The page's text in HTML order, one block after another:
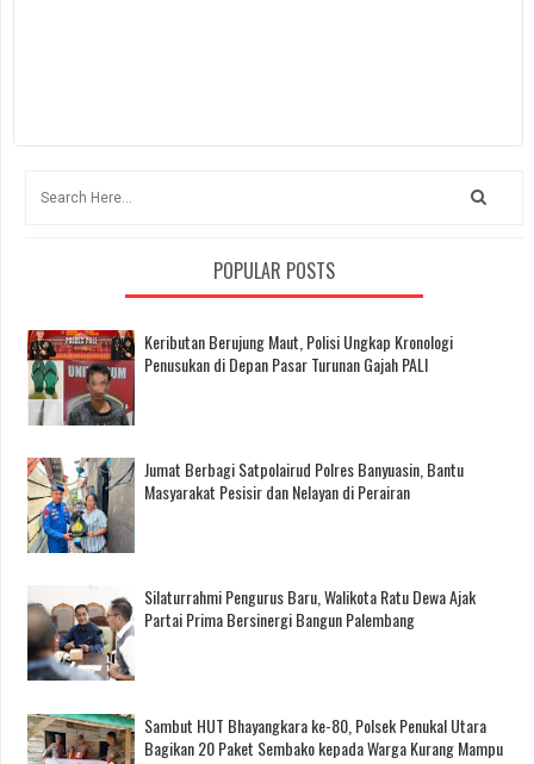
POPULAR POSTS
Keributan Berujung Maut, Polisi Ungkap Kronologi
Penusukan di Depan Pasar Turunan Gajah PALI
Jumat Berbagi Satpolairud Polres Banyuasin, Bantu
Masyarakat Pesisir dan Nelayan di Perairan
Silaturrahmi Pengurus Baru, Walikota Ratu Dewa Ajak
Partai Prima Bersinergi Bangun Palembang
Sambut HUT Bhayangkara ke-80, Polsek Penukal Utara
Bagikan 20 Paket Sembako kepada Warga Kurang Mampu